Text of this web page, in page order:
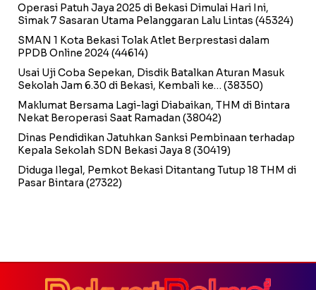
Operasi Patuh Jaya 2025 di Bekasi Dimulai Hari Ini,
Simak 7 Sasaran Utama Pelanggaran Lalu Lintas (45324)
SMAN 1 Kota Bekasi Tolak Atlet Berprestasi dalam
PPDB Online 2024(44614)
Usai Uji Coba Sepekan, Disdik Batalkan Aturan Masuk
Sekolah Jam 6.30 di Bekasi, Kembali ke… (38350)
Maklumat Bersama Lagi-lagi Diabaikan, THM di Bintara
Nekat Beroperasi Saat Ramadan (38042)
Dinas Pendidikan Jatuhkan Sanksi Pembinaan terhadap
Kepala Sekolah SDN Bekasi Jaya 8 (30419)
Diduga Ilegal, Pemkot Bekasi Ditantang Tutup 18 THM di
Pasar Bintara (27322)